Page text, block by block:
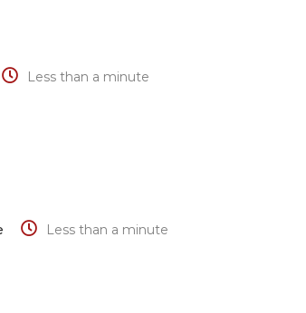
Less than a minute
Less than a minute